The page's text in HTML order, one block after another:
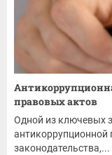
правовых актов
Одной из ключевых
антикоррупционной
законодательства,...